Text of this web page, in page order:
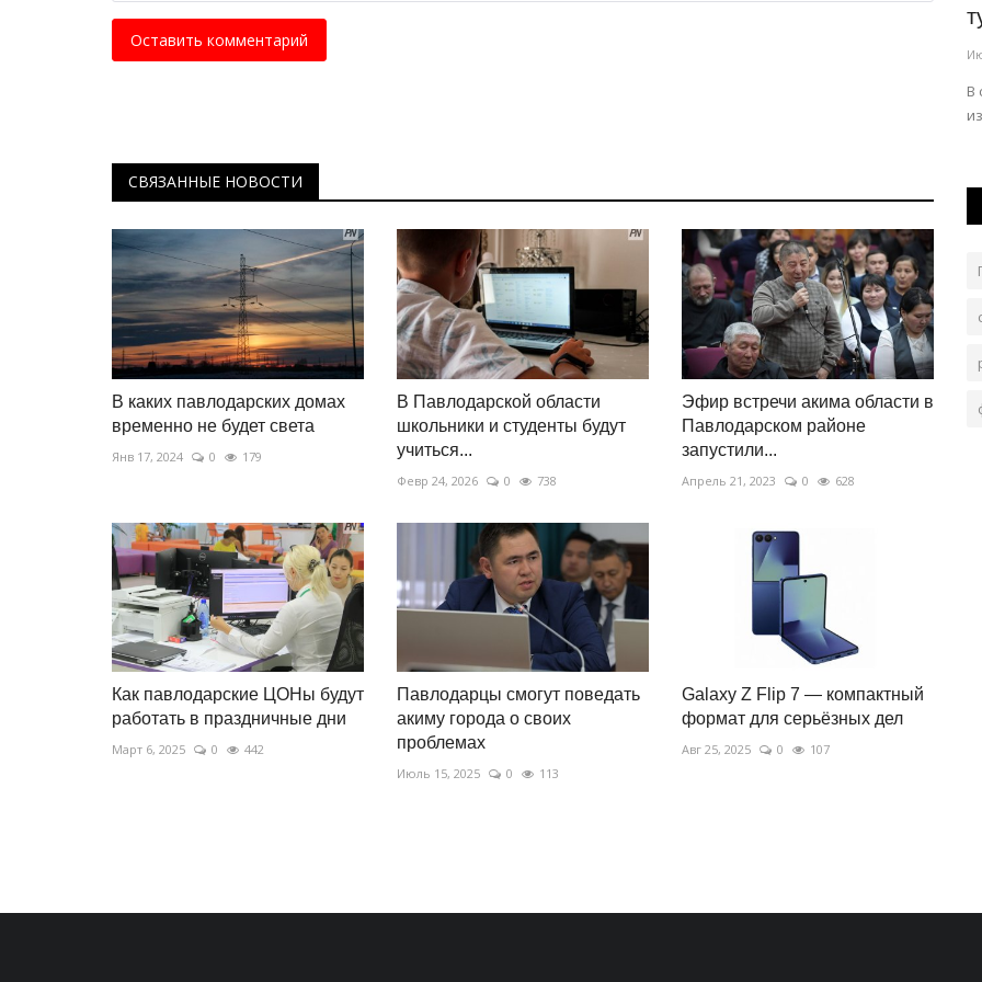
Оставить комментарий
СВЯЗАННЫЕ НОВОСТИ
В каких павлодарских домах
временно не будет света
Янв 17, 2024 0 179
В Павлодарской области
школьники и студенты будут
учиться...
Февр 24, 2026 0 738
Эфир встречи акима области в
Павлодарском районе
запустили...
Апрель 21, 2023 0 628
Как павлодарские ЦОНы будут
работать в праздничные дни
Март 6, 2025 0 442
Павлодарцы смогут поведать
акиму города о своих
проблемах
Июль 15, 2025 0 113
Galaxy Z Flip 7 — компактный
формат для серьёзных дел
Авг 25, 2025 0 107
взаимодействие с российскими...
В